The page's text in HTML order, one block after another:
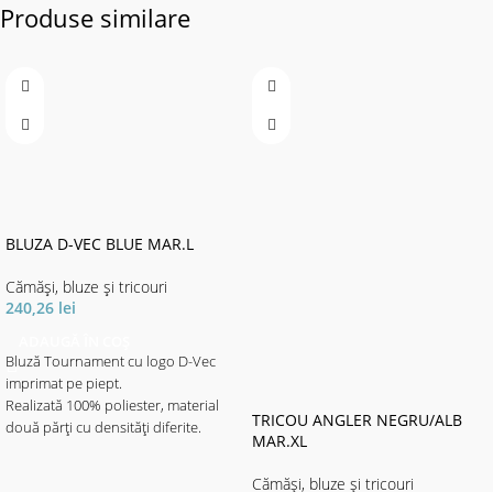
Produse similare
BLUZA D-VEC BLUE MAR.L
Cămăși, bluze și tricouri
240,26 lei
Bluză Tournament cu logo D-Vec
imprimat pe piept.
Realizată 100% poliester, material
două părți cu densități diferite.
TRICOU ANGLER NEGRU/ALB
MAR.XL
Cămăși, bluze și tricouri